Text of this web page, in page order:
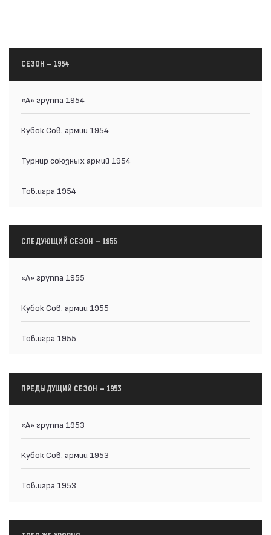
СЕЗОН — 1954
«А» группа 1954
Кубок Сов. армии 1954
Турнир союзных армий 1954
Тов.игра 1954
СЛЕДУЮЩИЙ СЕЗОН — 1955
«А» группа 1955
Кубок Сов. армии 1955
Тов.игра 1955
ПРЕДЫДУЩИЙ СЕЗОН — 1953
«А» группа 1953
Кубок Сов. армии 1953
Тов.игра 1953